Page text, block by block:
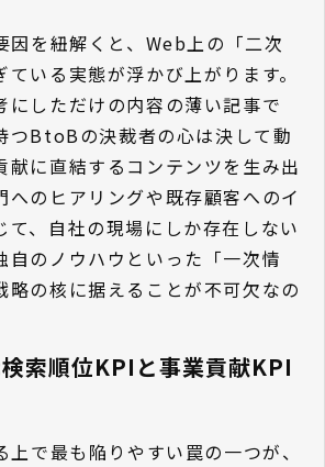
因を紐解くと、Web上の「二次
いる実態が浮かび上がります。
にしただけの内容の薄い記事で
つBtoBの決裁者の心は決して動
献に直結するコンテンツを生み出
へのヒアリングや既存顧客へのイ
て、自社の現場にしか存在しない
自のノウハウといった「一次情
略の核に据えることが不可欠なの
索順位KPIと事業貢献KPI
上で最も陥りやすい罠の一つが、